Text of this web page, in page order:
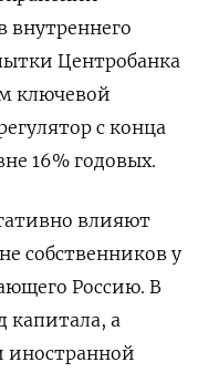
внутреннего
Центробанка
ключевой
с конца
16% годовых.
влияют
собственников у
Россию. В
капитала, а
иностранной